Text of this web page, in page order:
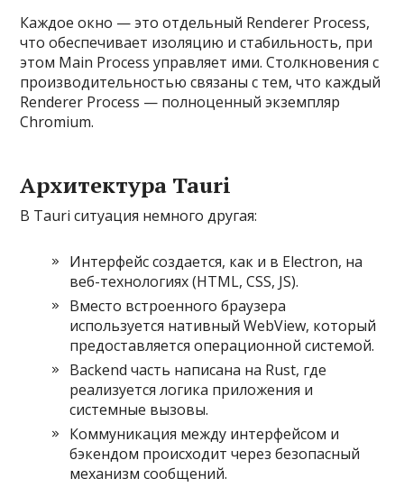
Каждое окно — это отдельный Renderer Process,
что обеспечивает изоляцию и стабильность, при
этом Main Process управляет ими. Столкновения с
производительностью связаны с тем, что каждый
Renderer Process — полноценный экземпляр
Chromium.
Архитектура Tauri
В Tauri ситуация немного другая:
Интерфейс создается, как и в Electron, на
веб-технологиях (HTML, CSS, JS).
Вместо встроенного браузера
используется нативный WebView, который
предоставляется операционной системой.
Backend часть написана на Rust, где
реализуется логика приложения и
системные вызовы.
Коммуникация между интерфейсом и
бэкендом происходит через безопасный
механизм сообщений.